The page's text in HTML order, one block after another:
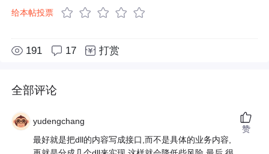
给本帖投票
191 17 打赏
全部评论
yudengchang
最好就是把dll的内容写成接口,而不是具体的业务内容,
赞